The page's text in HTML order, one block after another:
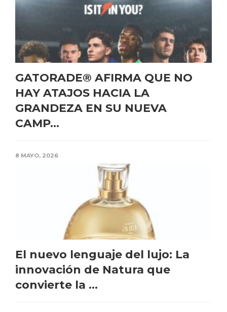
GATORADE® AFIRMA QUE NO
HAY ATAJOS HACIA LA
GRANDEZA EN SU NUEVA
CAMP...
8 MAYO, 2026
El nuevo lenguaje del lujo: La
innovación de Natura que
convierte la ...